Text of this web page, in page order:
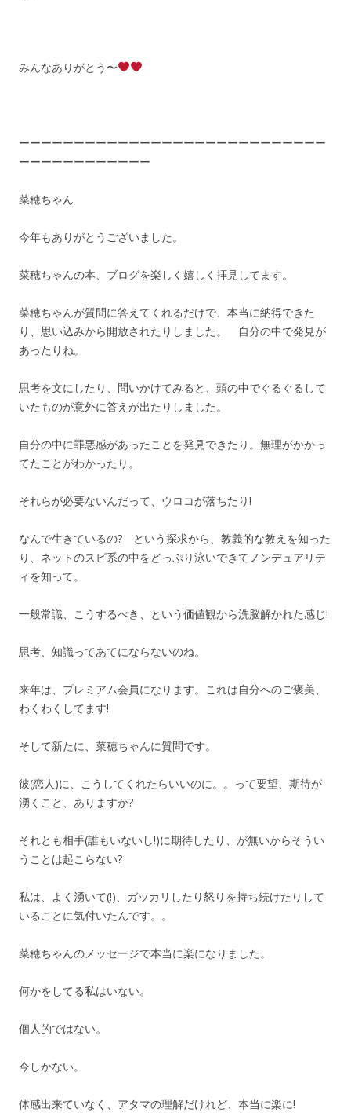
みんなありがとう〜
ーーーーーーーーーーーーーーーーーーーーーーーーーーーー
ーーーーーーーーーーーー
菜穂ちゃん
今年もありがとうございました。
菜穂ちゃんの本、ブログを楽しく嬉しく拝見してます。
菜穂ちゃんが質問に答えてくれるだけで、本当に納得できた
り、思い込みから開放されたりしました。 自分の中で発見が
あったりね。
思考を文にしたり、問いかけてみると、頭の中でぐるぐるして
いたものが意外に答えが出たりしました。
自分の中に罪悪感があったことを発見できたり。無理がかかっ
てたことがわかったり。
それらが必要ないんだって、ウロコが落ちたり!
なんで生きているの? という探求から、教義的な教えを知った
り、ネットのスピ系の中をどっぷり泳いできてノンデュアリテ
ィを知って。
一般常識、こうするべき、という価値観から洗脳解かれた感じ!
思考、知識ってあてにならないのね。
来年は、プレミアム会員になります。これは自分へのご褒美、
わくわくしてます!
そして新たに、菜穂ちゃんに質問です。
彼(恋人)に、こうしてくれたらいいのに。。って要望、期待が
湧くこと、ありますか?
それとも相手(誰もいないし!)に期待したり、が無いからそうい
うことは起こらない?
私は、よく湧いて(!)、ガッカリしたり怒りを持ち続けたりして
いることに気付いたんです。。
菜穂ちゃんのメッセージで本当に楽になりました。
何かをしてる私はいない。
個人的ではない。
今しかない。
体感出来ていなく、アタマの理解だけれど、本当に楽に!